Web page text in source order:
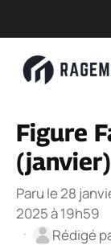
Figure
(janvier)
Paru le 28
2025 à 19h59
·
Rédigé